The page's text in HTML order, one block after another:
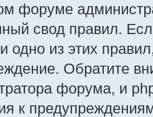
форуме
свод правил.
одно из этих
Обратите
форума, и
к